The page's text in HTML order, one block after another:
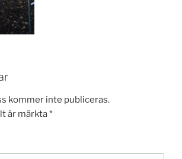
kommer inte publiceras.
är märkta*